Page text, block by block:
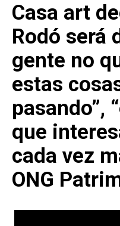
Casa art
Rodó será
gente no
estas
pasando”,
que
cada vez
ONG